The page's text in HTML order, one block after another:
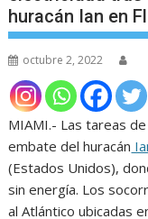
huracán Ian en
octubre 2, 2022
MIAMI.- Las tareas
embate del huracán
(Estados Unidos),
sin energía. Los
al Atlántico ubicadas